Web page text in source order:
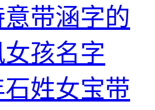
带涵字的
孩名字
姓女宝带